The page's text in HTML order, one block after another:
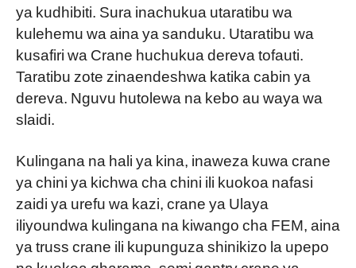
ya kudhibiti. Sura inachukua utaratibu wa
kulehemu wa aina ya sanduku. Utaratibu wa
kusafiri wa Crane huchukua dereva tofauti.
Taratibu zote zinaendeshwa katika cabin ya
dereva. Nguvu hutolewa na kebo au waya wa
slaidi.
Kulingana na hali ya kina, inaweza kuwa crane
ya chini ya kichwa cha chini ili kuokoa nafasi
zaidi ya urefu wa kazi, crane ya Ulaya
iliyoundwa kulingana na kiwango cha FEM, aina
ya truss crane ili kupunguza shinikizo la upepo